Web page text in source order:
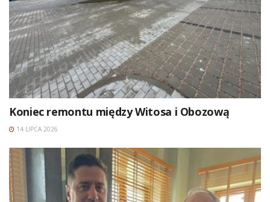
Koniec remontu między Witosa i Obozową
14 LIPCA 2026